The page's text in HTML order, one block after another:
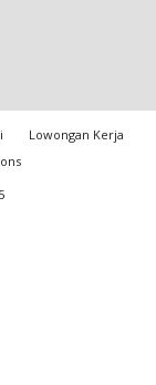
Lowongan Kerja